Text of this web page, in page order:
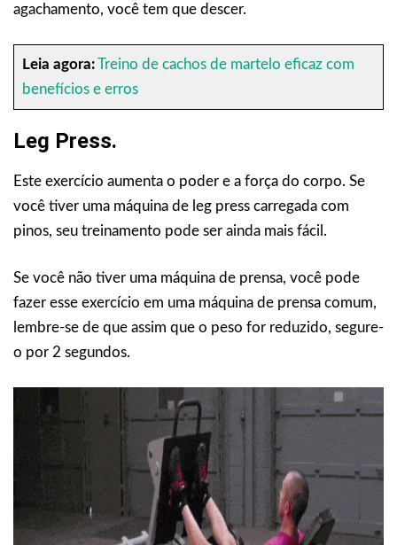
agachamento, você tem que descer.
Leia agora: Treino de cachos de martelo eficaz com
benefícios e erros
Leg Press.
Este exercício aumenta o poder e a força do corpo. Se
você tiver uma máquina de leg press carregada com
pinos, seu treinamento pode ser ainda mais fácil.
Se você não tiver uma máquina de prensa, você pode
fazer esse exercício em uma máquina de prensa comum,
lembre-se de que assim que o peso for reduzido, segure-
o por 2 segundos.